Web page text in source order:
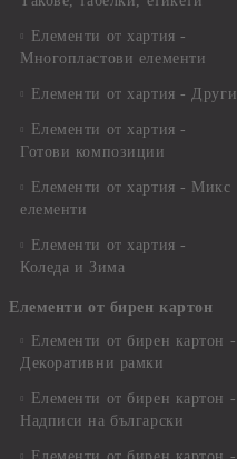
Елементи от хартия -
Многопластови елементи
Елементи от хартия - Други
Елементи от хартия -
Готови композиции
Елементи от хартия - Микс
елементи
Елементи от хартия -
Коледа и Зима
Елементи от бирен картон
Елементи от бирен картон -
Декоративни рамки
Елементи от бирен картон -
Надписи на български